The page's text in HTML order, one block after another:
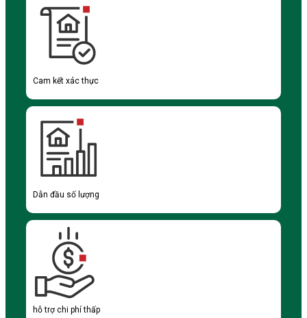
Cam kết xác thực
Dẫn đầu số lượng
hỗ trợ chi phí thấp